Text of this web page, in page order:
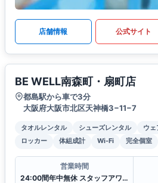
店舗情報 公式サイト
BE WELL南森町・扇町店
都島駅から車で3分
大阪府大阪市北区天神橋3−11−7
タオルレンタル シューズレンタル ウ
ロッカー
体組成計 Wi-Fi 完全個室
営業時間
24:00間年中無休 スタッフアワー(11:00〜22:00)